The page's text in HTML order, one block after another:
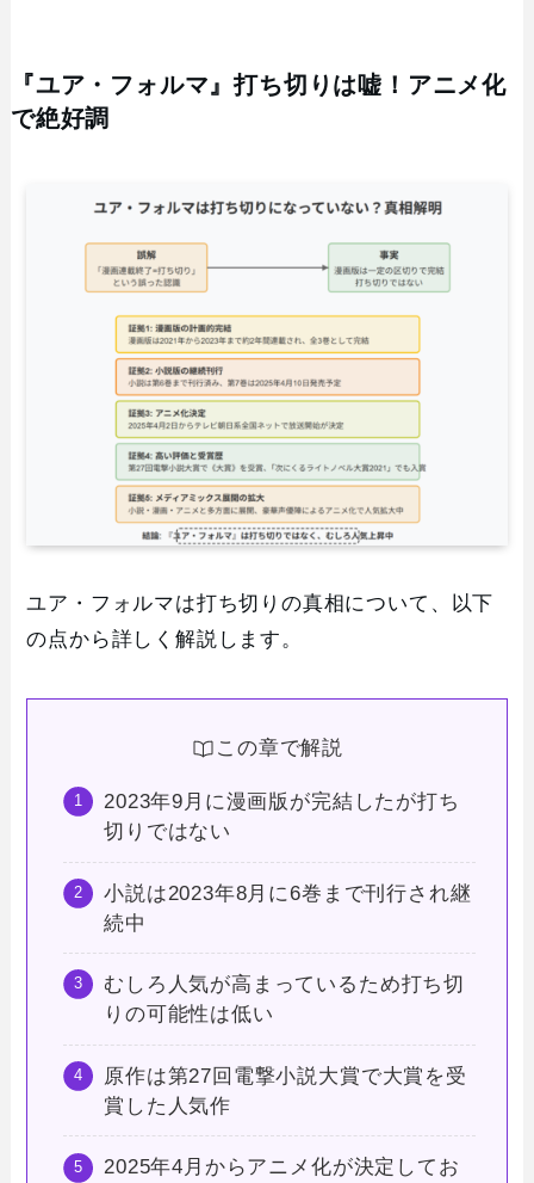
『ユア・フォルマ』打ち切りは嘘！アニメ化
で絶好調
ユア・フォルマは打ち切りの真相について、以下
の点から詳しく解説します。
この章で解説
2023年9月に漫画版が完結したが打ち
切りではない
小説は2023年8月に6巻まで刊行され継
続中
むしろ人気が高まっているため打ち切
りの可能性は低い
原作は第27回電撃小説大賞で大賞を受
賞した人気作
2025年4月からアニメ化が決定してお